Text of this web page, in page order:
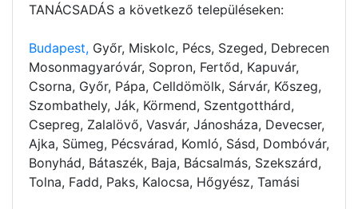
TANÁCSADÁS a következő településeken:
Budapest, Győr, Miskolc, Pécs, Szeged, Debrecen
Mosonmagyaróvár, Sopron, Fertőd, Kapuvár,
Csorna, Győr, Pápa, Celldömölk, Sárvár, Kőszeg,
Szombathely, Ják, Körmend, Szentgotthárd,
Csepreg, Zalalövő, Vasvár, Jánosháza, Devecser,
Ajka, Sümeg, Pécsvárad, Komló, Sásd, Dombóvár,
Bonyhád, Bátaszék, Baja, Bácsalmás, Szekszárd,
Tolna, Fadd, Paks, Kalocsa, Hőgyész, Tamási